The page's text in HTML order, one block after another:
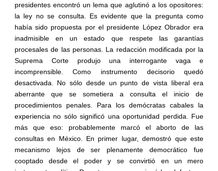
presidentes encontró un lema que aglutinó a los opositores:
la ley no se consulta. Es evidente que la pregunta como
había sido propuesta por el presidente López Obrador era
inadmisible en un estado que respete las garantías
procesales de las personas. La redacción modificada por la
Suprema Corte produjo una interrogante vaga e
incomprensible. Como instrumento decisorio quedó
desactivada. No sólo desde un punto de vista liberal era
aberrante que se sometiera a consulta el inicio de
procedimientos penales. Para los demócratas cabales la
experiencia no sólo significó una oportunidad perdida. Fue
más que eso: probablemente marcó el aborto de las
consultas en México. En primer lugar, demostró que este
mecanismo lejos de ser plenamente democrático fue
cooptado desde el poder y se convirtió en un mero